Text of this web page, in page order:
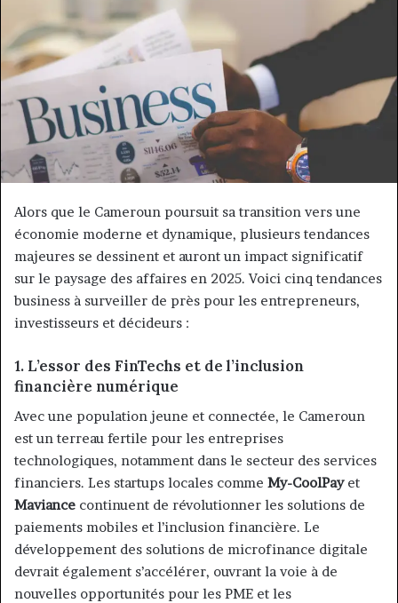
Alors que le Cameroun poursuit sa transition vers une
économie moderne et dynamique, plusieurs tendances
majeures se dessinent et auront un impact significatif
sur le paysage des affaires en 2025. Voici cinq tendances
business à surveiller de près pour les entrepreneurs,
investisseurs et décideurs :
1. L’essor des FinTechs et de l’inclusion
financière numérique
Avec une population jeune et connectée, le Cameroun
est un terreau fertile pour les entreprises
technologiques, notamment dans le secteur des services
financiers. Les startups locales comme My-CoolPayet
Maviance continuent de révolutionner les solutions de
paiements mobiles et l’inclusion financière. Le
développement des solutions de microfinance digitale
devrait également s’accélérer, ouvrant la voie à de
nouvelles opportunités pour les PME et les